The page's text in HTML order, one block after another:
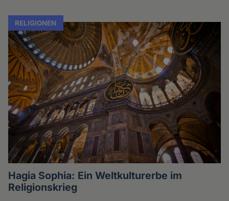
RELIGIONEN
Hagia Sophia: Ein Weltkulturerbe im
Religionskrieg